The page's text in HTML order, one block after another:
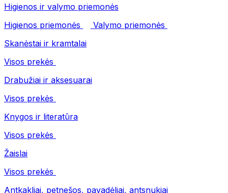
Higienos ir valymo priemonės
Higienos priemonės
Valymo priemonės
Skanėstai ir kramtalai
Visos prekės
Drabužiai ir aksesuarai
Visos prekės
Knygos ir literatūra
Visos prekės
Žaislai
Visos prekės
Antkakliai, petnešos, pavadėliai, antsnukiai